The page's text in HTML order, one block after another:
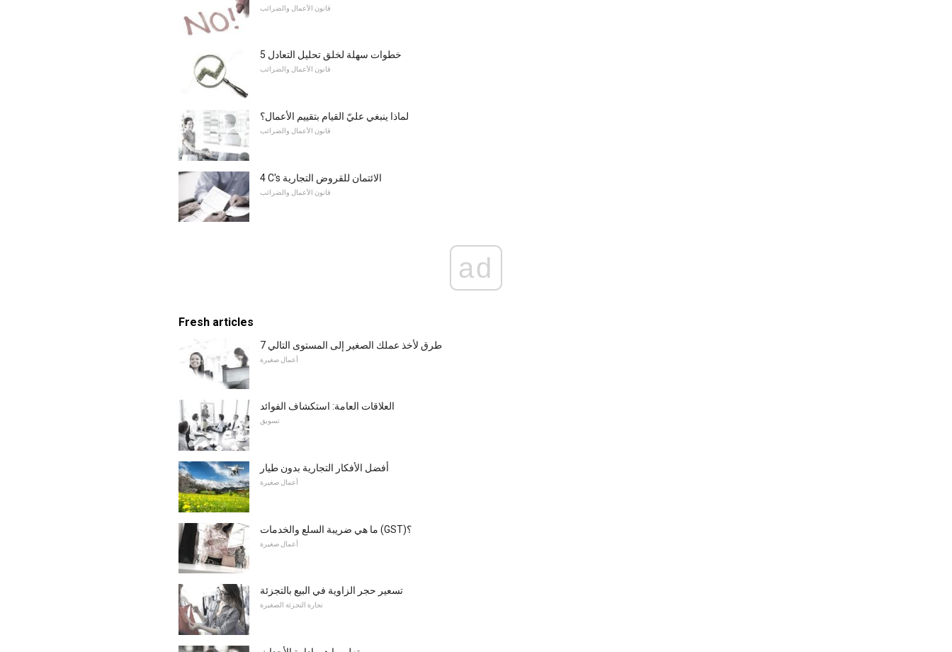
قانون الأعمال والضرائب
5 خطوات سهلة لخلق تحليل التعادل
قانون الأعمال والضرائب
لماذا ينبغي عليّ القيام بتقييم الأعمال؟
قانون الأعمال والضرائب
4 C's الائتمان للقروض التجارية
قانون الأعمال والضرائب
ad
Fresh articles
7 طرق لأخذ عملك الصغير إلى المستوى التالي
أعمال صغيرة
العلاقات العامة: استكشاف الفوائد
تسويق
أفضل الأفكار التجارية بدون طيار
أعمال صغيرة
ما هي ضريبة السلع والخدمات (GST)؟
أعمال صغيرة
تسعير حجر الزاوية في البيع بالتجزئة
تجارة التجزئة الصغيرة